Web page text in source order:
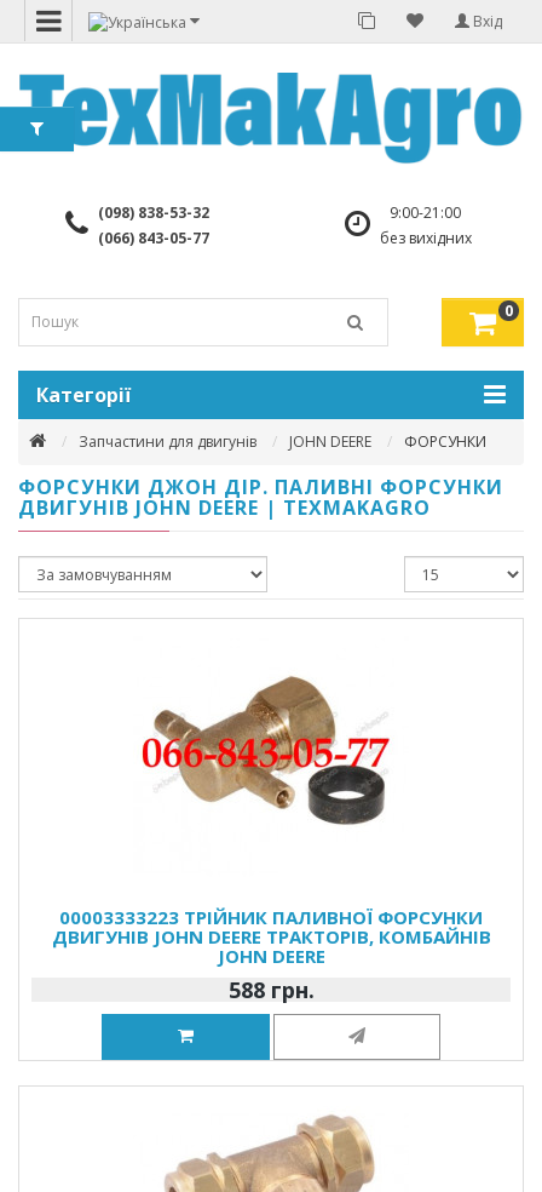
Вхід
(098) 838-53-32
(066) 843-05-77
9:00-21:00
без вихідних
0
Категорії
Запчастини для двигунів JOHN DEERE ФОРСУНКИ
ФОРСУНКИ ДЖОН ДІР. ПАЛИВНІ ФОРСУНКИ
ДВИГУНІВ JOHN DEERE | TEXMAKAGRO
00003333223 ТРІЙНИК ПАЛИВНОЇ ФОРСУНКИ
ДВИГУНІВ JOHN DEERE ТРАКТОРІВ, КОМБАЙНІВ
JOHN DEERE
588 грн.